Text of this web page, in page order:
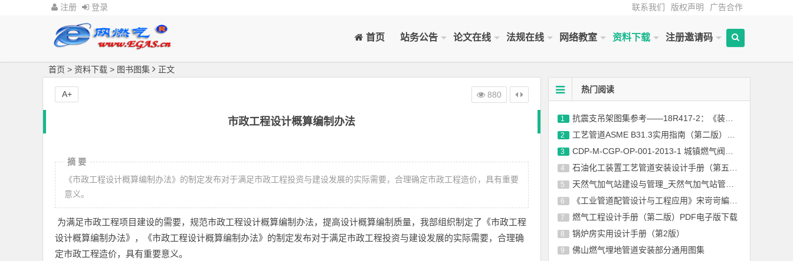
注册 登录 联系我们 版权声明 广告合作
首页 站务公告 论文在线 法规在线 网络教室 资料下载 注册邀请码
首页 > 资料下载 > 图书图集 正文
市政工程设计概算编制办法
摘 要
《市政工程设计概算编制办法》的制定发布对于满足市政工程投资与建设发展的实际需要，合理确定市政工程造价，具有重要
意义。
为满足市政工程项目建设的需要，规范市政工程设计概算编制办法，提高设计概算编制质量，我部组织制定了《市政工程
设计概算编制办法》，《市政工程设计概算编制办法》的制定发布对于满足市政工程投资与建设发展的实际需要，合理确
定市政工程造价，具有重要意义。
880
A+ 热门阅读
1 抗震支吊架图集参考——18R417-2：《装配式管道支吊架》
2 工艺管道ASME B31.3实用指南（第二版）中文版
3 CDP-M-CGP-OP-001-2013-1 城镇燃气阀井通用图集
4 石油化工装置工艺管道安装设计手册（第五版） 第二篇 管道器材
5 天然气加气站建设与管理_天然气加气站管理丛书
6 《工业管道配管设计与工程应用》宋岢岢編著电子版下载
7 燃气工程设计手册（第二版）PDF电子版下载
8 锅炉房实用设计手册（第2版）
9 佛山燃气埋地管道安装部分通用图集